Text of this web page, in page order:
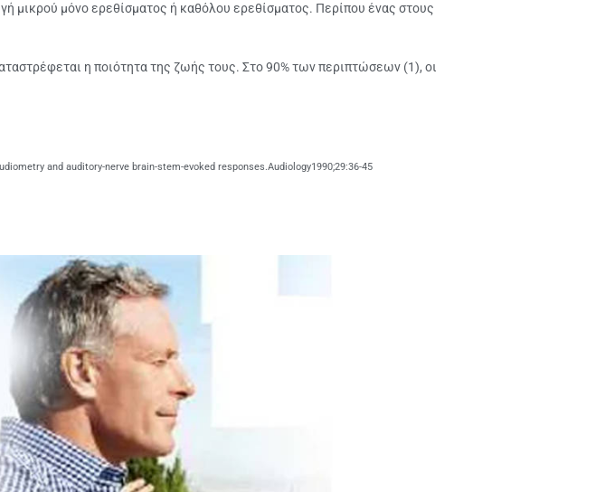
μόνο ερεθίσματος ή καθόλου ερεθίσματος. Περίπου ένας στους
η ποιότητα της ζωής τους. Στο 90% των περιπτώσεων (1), οι
and auditory-nerve brain-stem-evoked responses.Audiology1990;29:36-45